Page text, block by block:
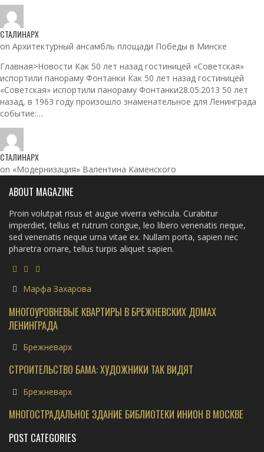
СТАЛИНАРХ
on Архитектурный ансамбль площади Победы в Минске
Главная>Новости Как 50 лет назад гостиницей «Советская»
испортили панораму Фонтанки Как 50 лет назад гостиницей
«Советская» испортили панораму Фонтанки28.05.2013 50 лет
назад, в 1963 году произошло знаменательное для Ленинграда
событие:…
СТАЛИНАРХ
on «Модернизация» Валентина Каменского
ABOUT MAGAZINE
Proin volutpat risus et augue viverra vehicula. Curabitur
imperdiet, tellus et rutrum congue, leo libero venenatis neque,
sed venenatis neque urna vitae ex. Nullam porta, sapien nec
pharetra ornare, tellus turpis aliquet sapien.
Марфа Захарова
МНОГОУРОВНЕВЫЕ КВАРТИРЫ В БРЕЖНЕВСКИХ ДОМАХ
ЛЕНИНГРАДА
Брежневарх
СТРОИТЕЛЬСТВО БАМА: ХУДОЖНИКИ ТАК ВИДЯТ
Брежневарх
МНОГОСТРАДАЛЬНОЕ ЗДАНИЕ БИБЛИОТЕКИ ИНИОН В МОСКВЕ
POST CATEGORIES